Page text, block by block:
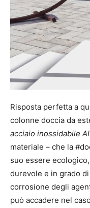
Risposta perfetta a
colonne doccia da
acciaio inossidabile
materiale – che la
suo essere
durevole e in grado
corrosione degli
può accadere nel